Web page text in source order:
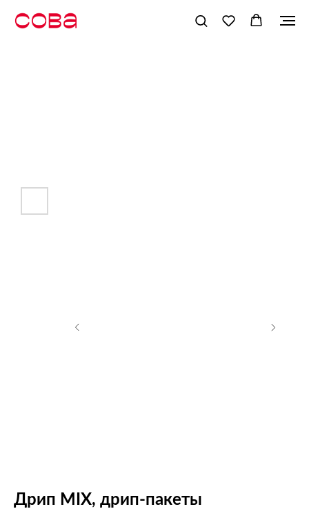
Дрип MIX, дрип-пакеты